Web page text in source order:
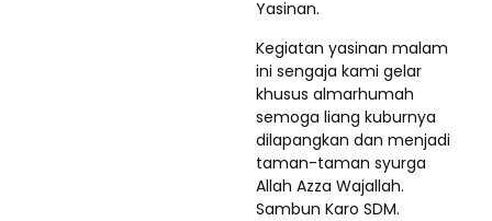
Yasinan.
Kegiatan yasinan malam
ini sengaja kami gelar
khusus almarhumah
semoga liang kuburnya
dilapangkan dan menjadi
taman-taman syurga
Allah Azza Wajallah.
Sambun Karo SDM.